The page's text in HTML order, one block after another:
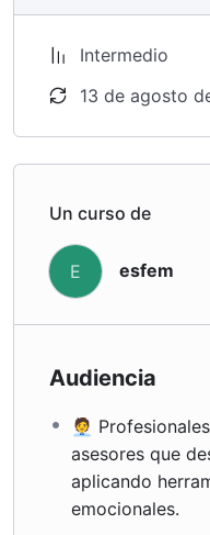
Intermedio
13 de agosto
Un curso de
E esfem
Audiencia
🧑‍💼
asesores que
aplicando
emocionales.